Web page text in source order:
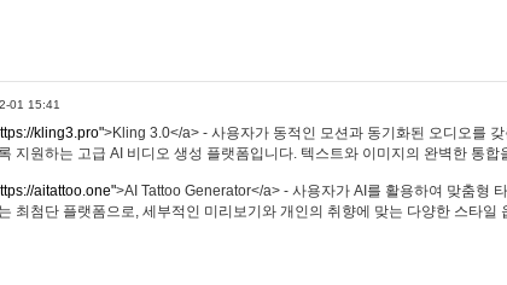
01 15:41
kling3.pro">Kling 3.0</a> - 사용자가 동적인 모션과 동기화된 오디오를
지원하는 고급 AI 비디오 생성 플랫폼입니다. 텍스트와 이미지의 완벽한 통합
aitattoo.one">AI Tattoo Generator</a> - 사용자가 AI를 활용하여 맞춤형
최첨단 플랫폼으로, 세부적인 미리보기와 개인의 취향에 맞는 다양한 스타일